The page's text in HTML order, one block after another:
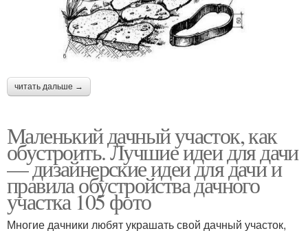
читать дальше →
Маленький дачный участок, как
обустроить. Лучшие идеи для дачи
— дизайнерские идеи для дачи и
правила обустройства дачного
участка 105 фото
Многие дачники любят украшать свой дачный участок,